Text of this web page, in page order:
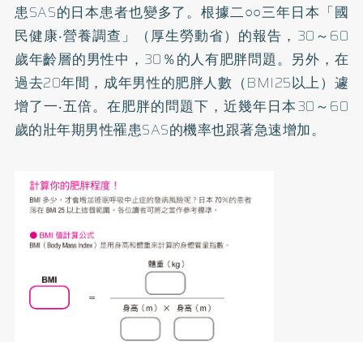
患SAS的日本患者也變多了。根據二○○三年日本「國
民健康‧營養調查」（厚生勞動省）的報告，30～60
歲年齡層的男性中，30％的人有肥胖問題。另外，在
過去20年間，成年男性的肥胖人數（BMI25以上）遽
增了一‧五倍。在肥胖的問題下，近幾年日本30～60
歲的壯年期男性罹患SAS的機率也跟著急速增加。